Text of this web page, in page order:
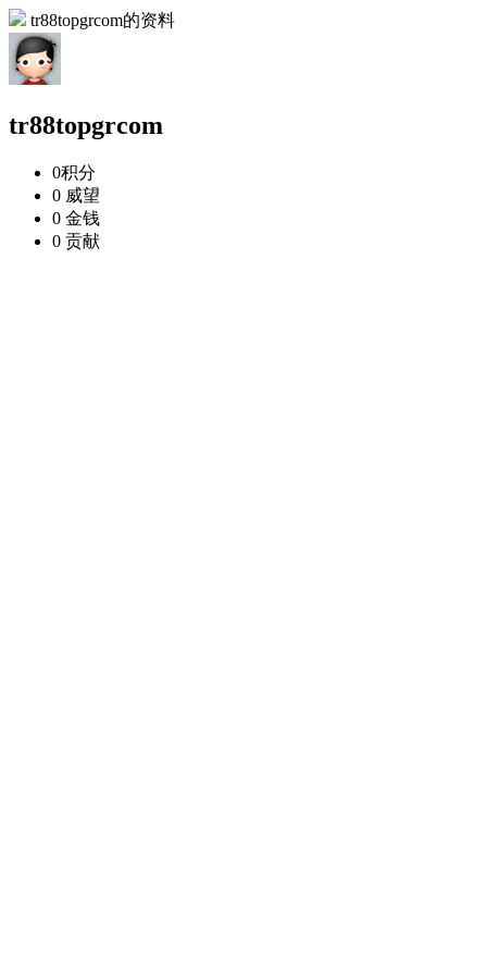
tr88topgrcom的资料
tr88topgrcom
0积分
0 威望
0 金钱
0 贡献